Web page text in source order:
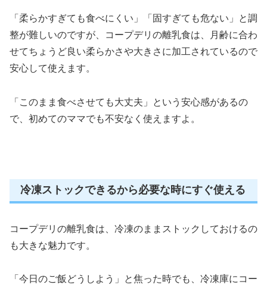
「柔らかすぎても食べにくい」「固すぎても危ない」と調
整が難しいのですが、コープデリの離乳食は、月齢に合わ
せてちょうど良い柔らかさや大きさに加工されているので
安心して使えます。
「このまま食べさせても大丈夫」という安心感があるの
で、初めてのママでも不安なく使えますよ。
冷凍ストックできるから必要な時にすぐ使える
コープデリの離乳食は、冷凍のままストックしておけるの
も大きな魅力です。
「今日のご飯どうしよう」と焦った時でも、冷凍庫にコー